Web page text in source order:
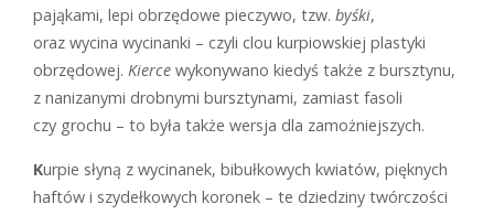
pająkami, lepi obrzędowe pieczywo, tzw. byśki,
oraz wycina wycinanki – czyli clou kurpiowskiej plastyki
obrzędowej. Kierce wykonywano kiedyś także z bursztynu,
z nanizanymi drobnymi bursztynami, zamiast fasoli
czy grochu – to była także wersja dla zamożniejszych.
Kurpie słyną z wycinanek, bibułkowych kwiatów, pięknych
haftów i szydełkowych koronek – te dziedziny twórczości